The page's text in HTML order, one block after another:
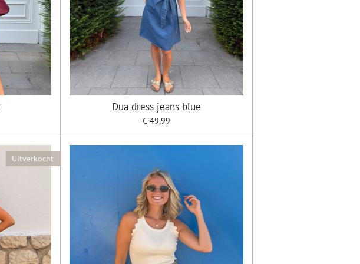
Dua dress jeans blue
€ 49,99
Uitverkocht